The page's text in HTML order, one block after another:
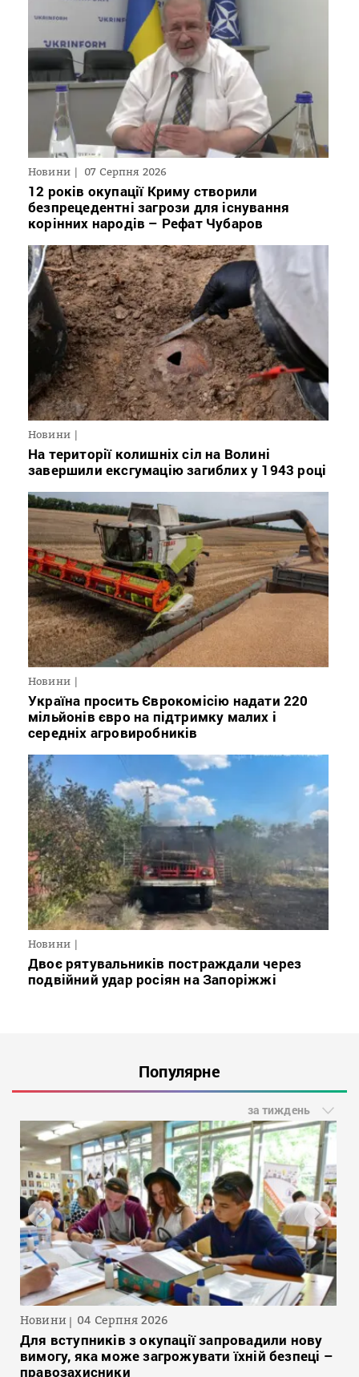
Новини 07 Серпня 2026
12 років окупації Криму створили
безпрецедентні загрози для існування
корінних народів – Рефат Чубаров
Новини
На території колишніх сіл на Волині
завершили ексгумацію загиблих у 1943 році
Новини
Україна просить Єврокомісію надати 220
мільйонів євро на підтримку малих і
середніх агровиробників
Новини
Двоє рятувальників постраждали через
подвійний удар росіян на Запоріжжі
Популярне
за тиждень
Новини 04 Серпня 2026
Для вступників з окупації запровадили нову
вимогу, яка може загрожувати їхній безпеці –
правозахисники